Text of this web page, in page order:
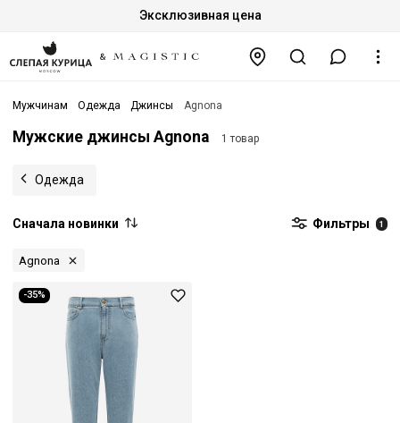
Эксклюзивная цена
Мужчинам Одежда Джинсы Agnona
Мужские джинсы Agnona 1 товар
Одежда
Сначала новинки Фильтры 1
Agnona
-35%